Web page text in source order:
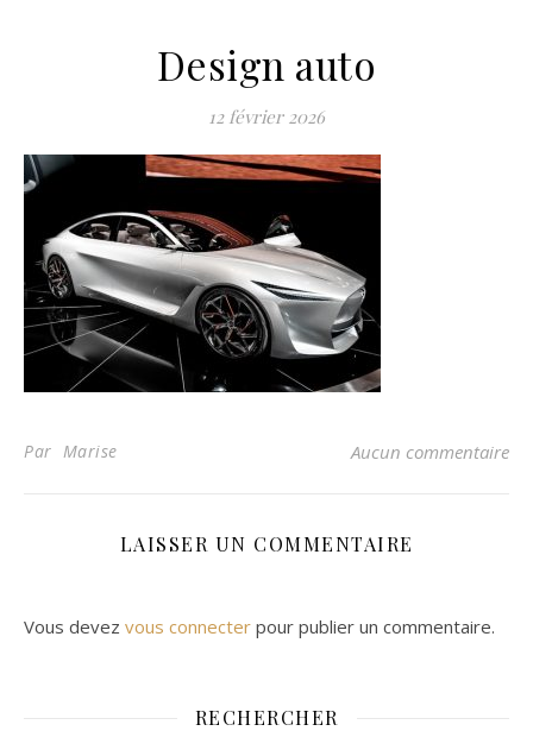
Design auto
12 février 2026
Par Marise Aucun commentaire
LAISSER UN COMMENTAIRE
Vous devez vous connecter pour publier un commentaire.
RECHERCHER